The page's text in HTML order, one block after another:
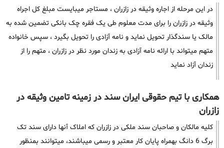
در این مرحله از اجاره وثیقه در زازران ، مستاجر میبایست مبلغ کل اجراه
وثیقه در زازران را برای مدت معلوم طی یک فقره چک بانکی تضمین شده به
مالک یا سندگذار تحویل نماید و نامه آزادی را تحویل بگیرد ، سپس خانواده
متهم میتواند با ارائه نامه آزادی به زندان مورد نظر در زازران ، متهم را از
زندان آزاد نماید
همکاری با تیم حقوقی ایران سند در زمینه تامین وثیقه در
زازران
کلیه مالکان و صاحبان سند ملکی در زازران که املاک آنها دارای سند تک
برگ 6 دانگ بهمراه پایان کار معتبر و رسمی میباشند، میتوانند بمنظور